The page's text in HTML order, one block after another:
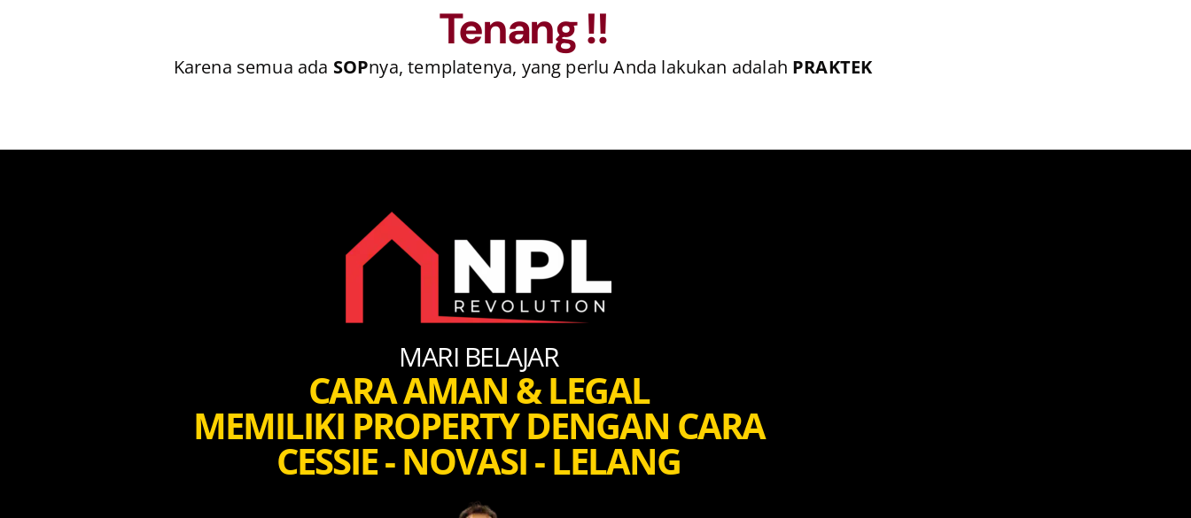
Tenang !!
Karena semua ada SOPnya, templatenya, yang perlu Anda lakukan adalah PRAKTEK
MARI BELAJAR
CARA AMAN & LEGAL
MEMILIKI PROPERTY DENGAN CARA
CESSIE - NOVASI - LELANG